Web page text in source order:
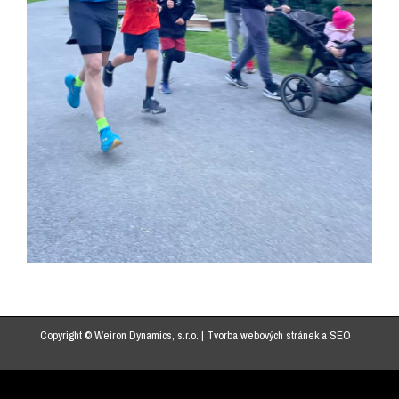
Copyright © Weiron Dynamics, s.r.o. | Tvorba webových stráneka SEO